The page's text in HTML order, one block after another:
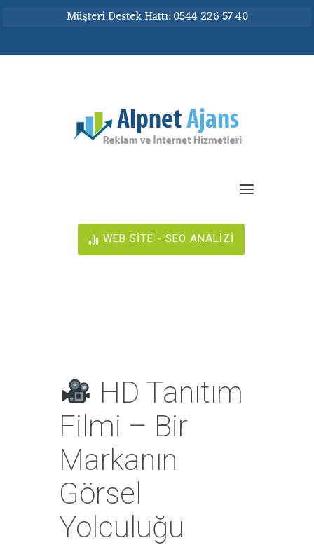
Müşteri Destek Hattı: 0544 226 57 40
WEB SİTE - SEO ANALİZİ
HD Tanıtım
Filmi – Bir
Markanın
Görsel
Yolculuğu